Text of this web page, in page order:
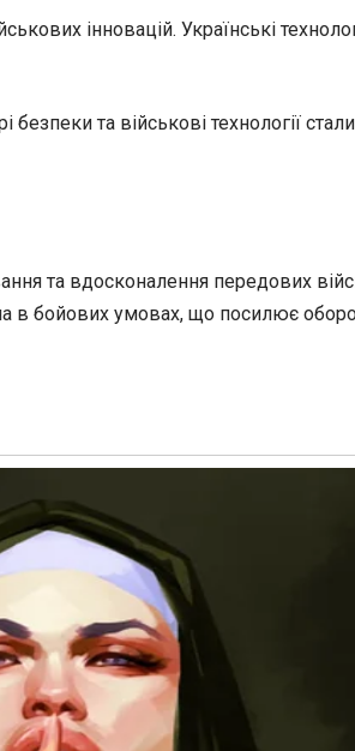
інновацій. Українські
та військові технології
та вдосконалення передових
в бойових умовах, що посилює